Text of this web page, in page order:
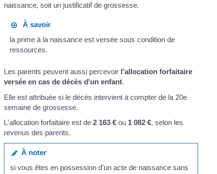
naissance, soit un justificatif de grossesse.
À savoir
la prime à la naissance est versée sous condition de
ressources.
Les parents peuvent aussi percevoir l'allocation forfaitaire
versée en cas de décès d'un enfant.
Elle est attribuée si le décès intervient à compter de la 20e
semaine de grossesse.
L'allocation forfaitaire est de2 163 € ou 1 082 €, selon les
revenus des parents.
À noter
si vous êtes en possession d'un acte de naissance sans